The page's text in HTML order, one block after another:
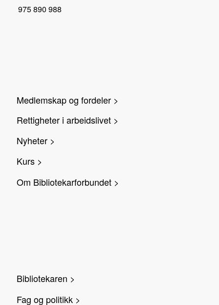
975 890 988
Medlemskap og fordeler >
Rettigheter i arbeidslivet >
Nyheter >
Kurs >
Om Bibliotekarforbundet >
Bibliotekaren >
Fag og politikk >